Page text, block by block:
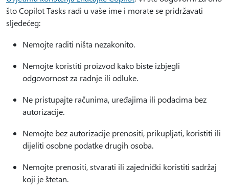
što Copilot Tasks radi u vaše ime i morate se pridržavati
sljedećeg:
Nemojte raditi ništa nezakonito.
Nemojte koristiti proizvod kako biste izbjegli
odgovornost za radnje ili odluke.
Ne pristupajte računima, uređajima ili podacima bez
autorizacije.
Nemojte bez autorizacije prenositi, prikupljati, koristiti ili
dijeliti osobne podatke drugih osoba.
Nemojte prenositi, stvarati ili zajednički koristiti sadržaj
koji je štetan.